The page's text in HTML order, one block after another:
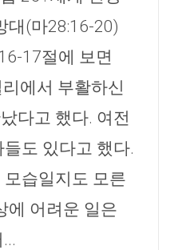
대(마28:16-20)
17절에 보면
에서 부활하신
다고 했다. 여전
도 있다고 했다.
습일지도 모른
에 어려운 일은